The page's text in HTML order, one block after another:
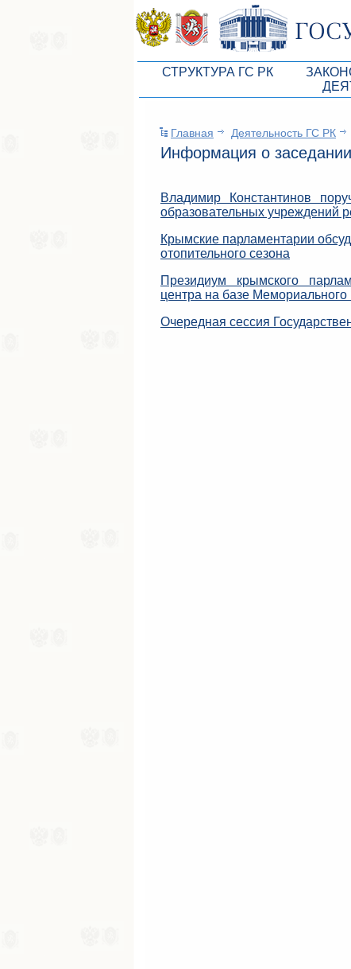
СТРУКТУРА ГС РК
Президиум ГС РК
Депутатский корпус
Комитеты ГС РК
Депутатские фракции ГС РК
Аппарат ГС РК
Советники Председателя ГС РК
Бюджет
Законы
Схема
Главная Деятельность ГС РК
Информация о заседании
Владимир Константинов
образовательных учреждений
Крымские парламентарии
отопительного сезона
Президиум крымского
центра на базе
Очередная сессия